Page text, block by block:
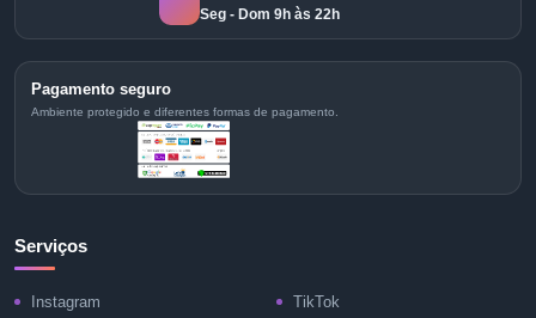
Seg - Dom 9h às 22h
Pagamento seguro
Ambiente protegido e diferentes formas de pagamento.
Serviços
Instagram
TikTok